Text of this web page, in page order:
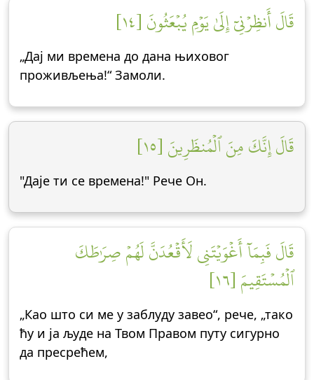
قَالَ أَنظِرۡنِيٓ إِلَىٰ يَوۡمِ يُبۡعَثُونَ [١٤]
„Дај ми времена до дана њиховог
проживљења!“ Замоли.
قَالَ إِنَّكَ مِنَ ٱلۡمُنظَرِينَ [١٥]
"Даје ти се времена!" Рече Он.
قَالَ فَبِمَآ أَغۡوَيۡتَنِي لَأَقۡعُدَنَّ لَهُمۡ صِرَٰطَكَ
ٱلۡمُسۡتَقِيمَ [١٦]
„Као што си ме у заблуду завео“, рече, „тако
ћу и ја људе на Твом Правом путу сигурно
да пресрећем,